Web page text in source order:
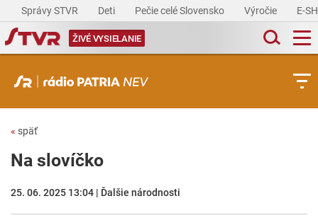
Správy STVR Deti Pečie celé Slovensko Výročie E-
ŽIVÉ VYSIELANIE
« späť
Na slovíčko
25. 06. 2025 13:04 | Ďalšie národnosti